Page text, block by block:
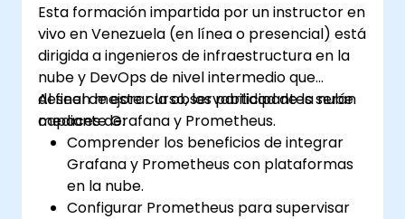
Esta formación impartida por un instructor en
vivo en Venezuela (en línea o presencial) está
dirigida a ingenieros de infraestructura en la
nube y DevOps de nivel intermedio que
deseen mejorar la observabilidad de la nube
mediante Grafana y Prometheus.
Al final de este curso, los participantes serán
capaces de:
Comprender los beneficios de integrar
Grafana y Prometheus con plataformas
en la nube.
Configurar Prometheus para supervisar